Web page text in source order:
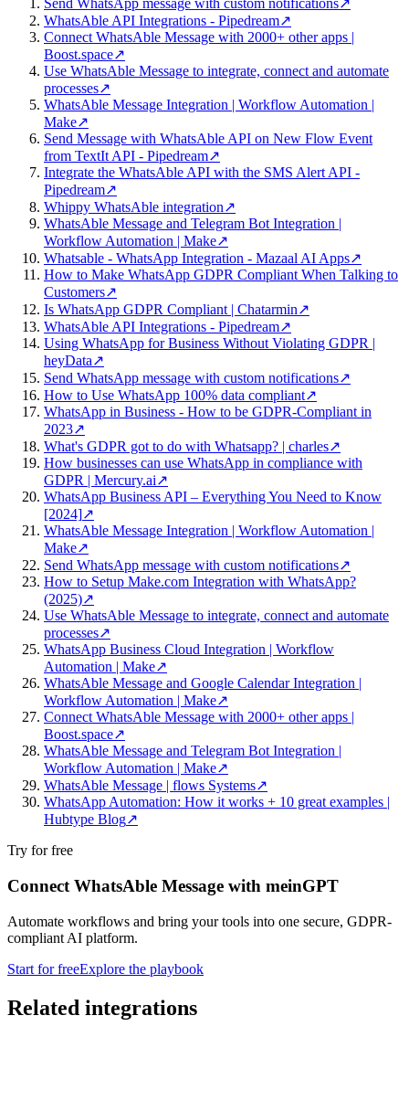
Send WhatsApp message with custom notifications↗
WhatsAble API Integrations - Pipedream↗
Connect WhatsAble Message with 2000+ other apps |
Boost.space↗
Use WhatsAble Message to integrate, connect and automate
processes↗
WhatsAble Message Integration | Workflow Automation |
Make↗
Send Message with WhatsAble API on New Flow Event
from TextIt API - Pipedream↗
Integrate the WhatsAble API with the SMS Alert API -
Pipedream↗
Whippy WhatsAble integration↗
WhatsAble Message and Telegram Bot Integration |
Workflow Automation | Make↗
Whatsable - WhatsApp Integration - Mazaal AI Apps↗
How to Make WhatsApp GDPR Compliant When Talking to
Customers↗
Is WhatsApp GDPR Compliant | Chatarmin↗
WhatsAble API Integrations - Pipedream↗
Using WhatsApp for Business Without Violating GDPR |
heyData↗
Send WhatsApp message with custom notifications↗
How to Use WhatsApp 100% data compliant↗
WhatsApp in Business - How to be GDPR-Compliant in
2023↗
What's GDPR got to do with Whatsapp? | charles↗
How businesses can use WhatsApp in compliance with
GDPR | Mercury.ai↗
WhatsApp Business API – Everything You Need to Know
[2024]↗
WhatsAble Message Integration | Workflow Automation |
Make↗
Send WhatsApp message with custom notifications↗
How to Setup Make.com Integration with WhatsApp?
(2025)↗
Use WhatsAble Message to integrate, connect and automate
processes↗
WhatsApp Business Cloud Integration | Workflow
Automation | Make↗
WhatsAble Message and Google Calendar Integration |
Workflow Automation | Make↗
Connect WhatsAble Message with 2000+ other apps |
Boost.space↗
WhatsAble Message and Telegram Bot Integration |
Workflow Automation | Make↗
WhatsAble Message | flows Systems↗
WhatsApp Automation: How it works + 10 great examples |
Hubtype Blog↗
Try for free
Connect WhatsAble Message with meinGPT
Automate workflows and bring your tools into one secure, GDPR-
compliant AI platform.
Start for freeExplore the playbook
Related integrations